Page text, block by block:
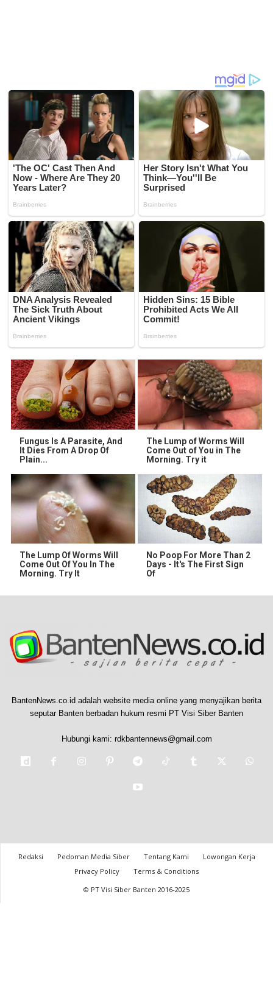
Fungus Is A Parasite, And
It Dies From A Drop Of
Plain...
The Lump of Worms Will
Come Out of You in The
Morning. Try it
The Lump Of Worms Will
Come Out Of You In The
Morning. Try It
No Poop For More Than 2
Days - It's The First Sign
Of
BantenNews.co.id adalah website media online yang menyajikan berita
seputar Banten berbadan hukum resmi PT Visi Siber Banten
Hubungi kami: rdkbantennews@gmail.com
Redaksi Pedoman Media Siber Tentang Kami
Lowongan Kerja
Privacy Policy
Terms & Conditions
© PT Visi Siber Banten 2016-2025